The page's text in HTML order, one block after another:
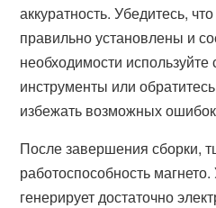
аккуратность. Убедитесь,
правильно установлены и
необходимости
инструменты или
избежать возможных
После завершения сборки,
работоспособность
генерирует достаточно